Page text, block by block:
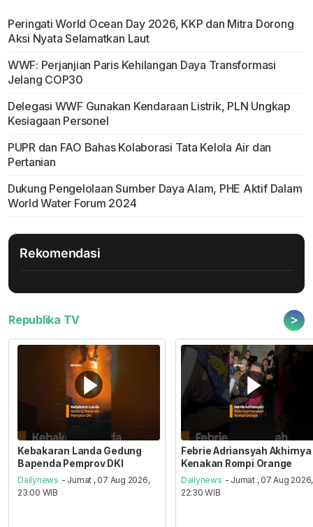
Peringati World Ocean Day 2026, KKP dan Mitra Dorong
Aksi Nyata Selamatkan Laut
WWF: Perjanjian Paris Kehilangan Daya Transformasi
Jelang COP30
Delegasi WWF Gunakan Kendaraan Listrik, PLN Ungkap
Kesiagaan Personel
PUPR dan FAO Bahas Kolaborasi Tata Kelola Air dan
Pertanian
Dukung Pengelolaan Sumber Daya Alam, PHE Aktif Dalam
World Water Forum 2024
Rekomendasi
Republika TV >
Kebakaran Landa Gedung
Bapenda Pemprov DKI
Dailynews - Jumat , 07 Aug 2026,
23:00 WIB
Febrie Adriansyah Akhirnya
Kenakan Rompi Orange
Dailynews - Jumat , 07 Aug 2026,
22:30 WIB